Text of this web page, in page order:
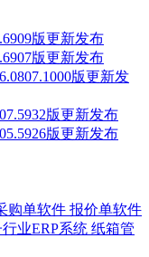
版更新发布
版更新发布
版更新发
版更新发布
版更新发布
购单软件 报价单软件
业ERP系统 纸箱管